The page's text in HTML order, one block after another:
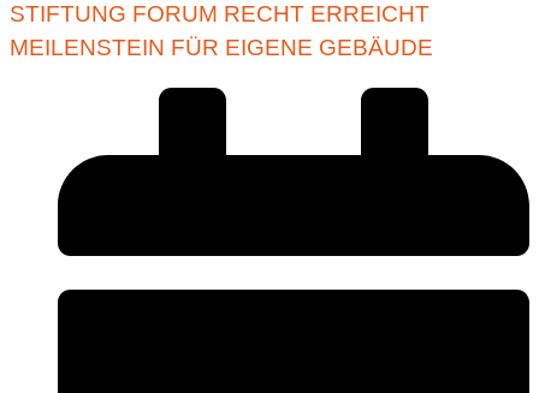
STIFTUNG FORUM RECHT ERREICHT
MEILENSTEIN FÜR EIGENE GEBÄUDE